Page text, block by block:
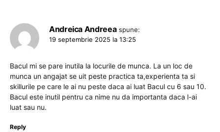
Andreica Andreea spune:
19 septembrie 2025 la 13:25
Bacul mi se pare inutila la locurile de munca. La un loc de
munca un angajat se uit peste practica ta,experienta ta si
skillurile pe care le ai nu peste daca ai luat Bacul cu 6 sau 10.
Bacul este inutil pentru ca nime nu da importanta daca l-ai
luat sau nu.
Reply